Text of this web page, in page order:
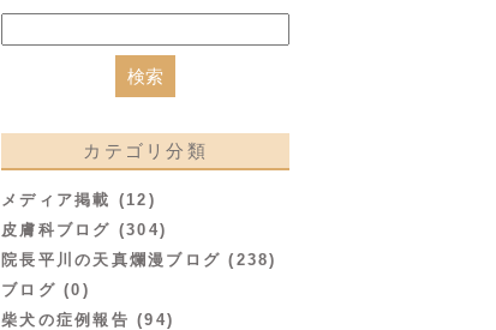
カテゴリ分類
メディア掲載 (12)
皮膚科ブログ (304)
院長平川の天真爛漫ブログ (238)
ブログ (0)
柴犬の症例報告 (94)